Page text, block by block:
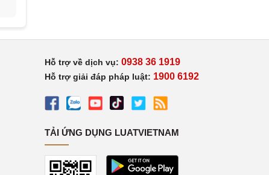
Hỗ trợ về dịch vụ: 0938 36 1919
Hỗ trợ giải đáp pháp luật: 1900 6192
TẢI ỨNG DỤNG LUATVIETNAM